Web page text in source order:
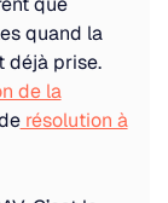
quand la
déjà prise.
de la
résolution à